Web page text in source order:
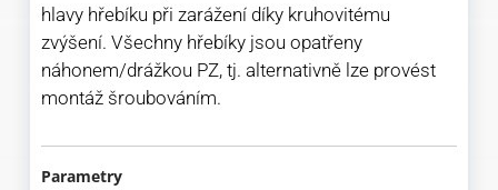
hlavy hřebíku při zarážení díky kruhovitému
zvýšení. Všechny hřebíky jsou opatřeny
náhonem/drážkou PZ, tj. alternativně lze provést
montáž šroubováním.
Parametry